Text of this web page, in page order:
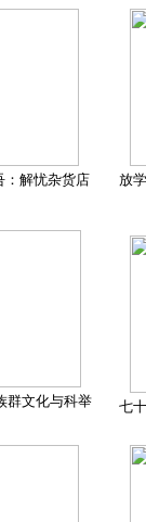
：解忧杂货店 放
群文化与科举 七